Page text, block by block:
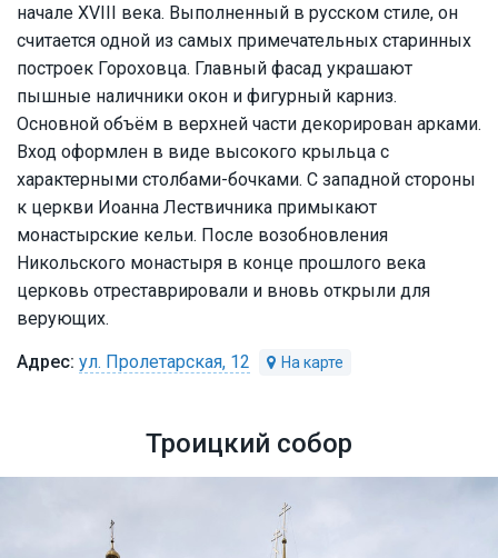
начале XVIII века. Выполненный в русском стиле, он
считается одной из самых примечательных старинных
построек Гороховца. Главный фасад украшают
пышные наличники окон и фигурный карниз.
Основной объём в верхней части декорирован арками.
Вход оформлен в виде высокого крыльца с
характерными столбами-бочками. С западной стороны
к церкви Иоанна Лествичника примыкают
монастырские кельи. После возобновления
Никольского монастыря в конце прошлого века
церковь отреставрировали и вновь открыли для
верующих.
ул. Пролетарская, 12
Троицкий собор